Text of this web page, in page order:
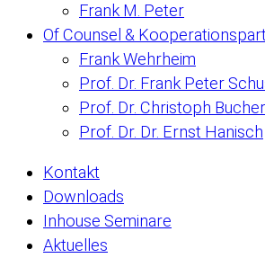
Frank M. Peter
Of Counsel &
Frank Wehrheim
Prof. Dr. Frank Peter
Prof. Dr. Christoph
Prof. Dr. Dr. Ernst Hanisch
Kontakt
Downloads
Inhouse Seminare
Aktuelles